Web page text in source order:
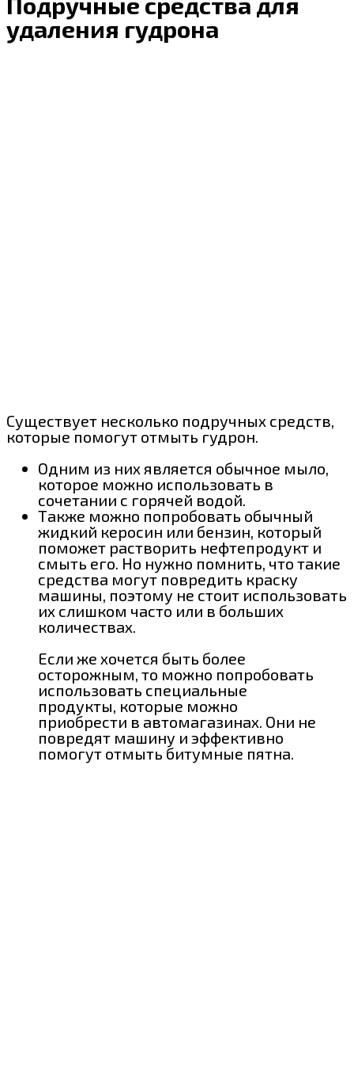
удаления гудрона
Существует несколько подручных средств,
которые помогут отмыть гудрон.
Одним из них является обычное мыло,
которое можно использовать в
сочетании с горячей водой.
Также можно попробовать обычный
жидкий керосин или бензин, который
поможет растворить нефтепродукт и
смыть его. Но нужно помнить, что такие
средства могут повредить краску
машины, поэтому не стоит использовать
их слишком часто или в больших
количествах.
Если же хочется быть более
осторожным, то можно попробовать
использовать специальные
продукты, которые можно
приобрести в автомагазинах. Они не
повредят машину и эффективно
помогут отмыть битумные пятна.